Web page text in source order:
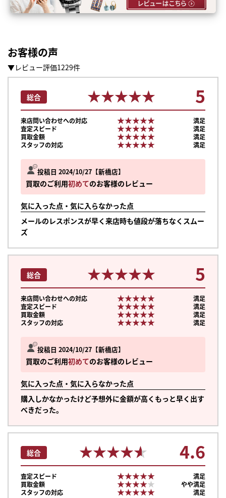
お客様の声
▼レビュー評価1229件
投稿日 2024/10/27 新橋店
買取のご利用初めてのお客様のレビュー
気に入った点・気に入らなかった点
メールのレスポンスが早く来店時も値段が落ちなくスムー
ズ
総合 ★★★★★
★★★★★ 5
来店問い合わせへの対応 ★★★★★
★★★★★
満足
査定スピード
★★★★★
★★★★★
満足
買取金額
★★★★★
★★★★★
満足
スタッフの対応
★★★★★
★★★★★ 満足
投稿日 2024/10/27 新橋店
買取のご利用初めてのお客様のレビュー
気に入った点・気に入らなかった点
購入しかなかったけど予想外に金額が高くもっと早く出す
べきだった。
総合 ★★★★★
★★★★★ 5
来店問い合わせへの対応 ★★★★★
★★★★★
満足
査定スピード
★★★★★
★★★★★
満足
買取金額
★★★★★
★★★★★
満足
スタッフの対応
★★★★★
★★★★★ 満足
総合 ★★★★★
★★★★★ 4.6
査定スピード ★★★★★
★★★★★
満足
買取金額
★★★★★
★★★★★
やや満足
スタッフの対応
★★★★★
★★★★★ 満足